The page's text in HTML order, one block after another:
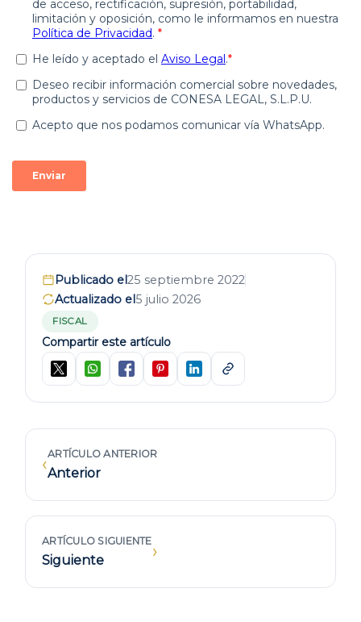
Publicado el25 septiembre 2022
Actualizado el5 julio 2026
FISCAL
Compartir este artículo
‹ARTÍCULO ANTERIOR
Anterior
ARTÍCULO SIGUIENTE
Siguiente ›